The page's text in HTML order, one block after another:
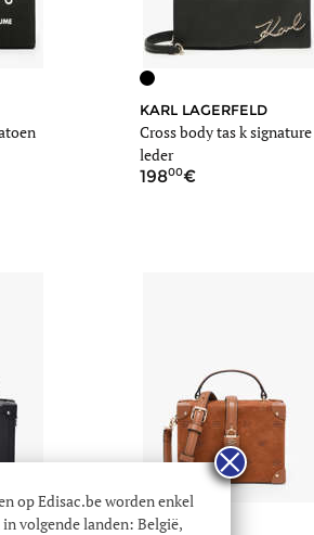
KARL LAGERFELD
Cross body tas k signature
leder
19800
op Edisac.be worden enkel
volgende landen: België,